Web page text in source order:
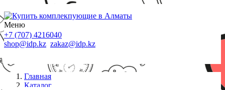
Меню
+7 (707) 4216040
shop@idp.kz zakaz@idp.kz
Главная
Каталог